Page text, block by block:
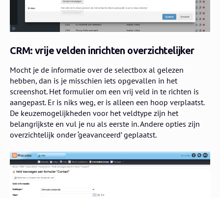
CRM: vrije velden inrichten overzichtelijker
Mocht je de informatie over de selectbox al gelezen
hebben, dan is je misschien iets opgevallen in het
screenshot. Het formulier om een vrij veld in te richten is
aangepast. Er is niks weg, er is alleen een hoop verplaatst.
De keuzemogelijkheden voor het veldtype zijn het
belangrijkste en vul je nu als eerste in. Andere opties zijn
overzichtelijk onder ‘geavanceerd’ geplaatst.